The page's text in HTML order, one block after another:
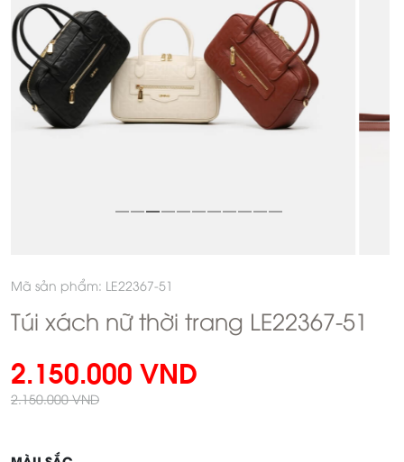
Mã sản phẩm: LE22367-51
Túi xách nữ thời trang LE22367-51
2.150.000 VND
2.150.000 VND